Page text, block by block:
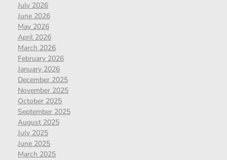
July 2026
June 2026
May 2026
April 2026
March 2026
February 2026
January 2026
December 2025
November 2025
October 2025
September 2025
August 2025
July 2025
June 2025
March 2025